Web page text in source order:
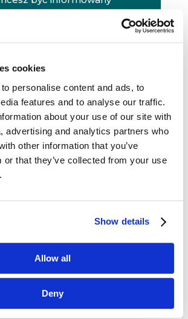
cookies
personalise content and ads, to
features and to analyse our traffic.
about your use of our site with
advertising and analytics partners who
other information that you’ve
or that they’ve collected from your use
Show details
Allow all
Deny
do naszego newslettera.
e
s
l
e
t
e
e
e
t
e
r
e
s
l
e
t
e
Newsletter
Zapisz się →
Moneta
jakości decyzji w erze AI, wykładowca
konsultant i trener. Rozwija obszar
ekonomię behawioralną, AI